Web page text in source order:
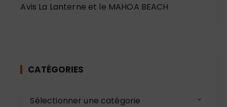
Avis La Lanterne et le MAHOA BEACH
CATÉGORIES
Sélectionner une catégorie